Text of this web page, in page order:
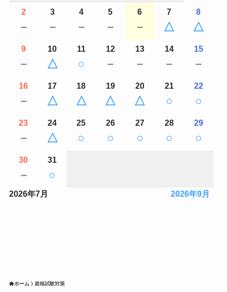
2
－
3
－
4
－
5
－
6
－
7
△
8
△
9
－
10
△
11
○
12
－
13
－
14
－
15
－
16
－
17
△
18
△
19
△
20
△
21
○
22
○
23
－
24
△
25
○
26
○
27
○
28
○
29
○
30
－
31
○
2026年7月 2026年9月
ホーム 資格試験対策